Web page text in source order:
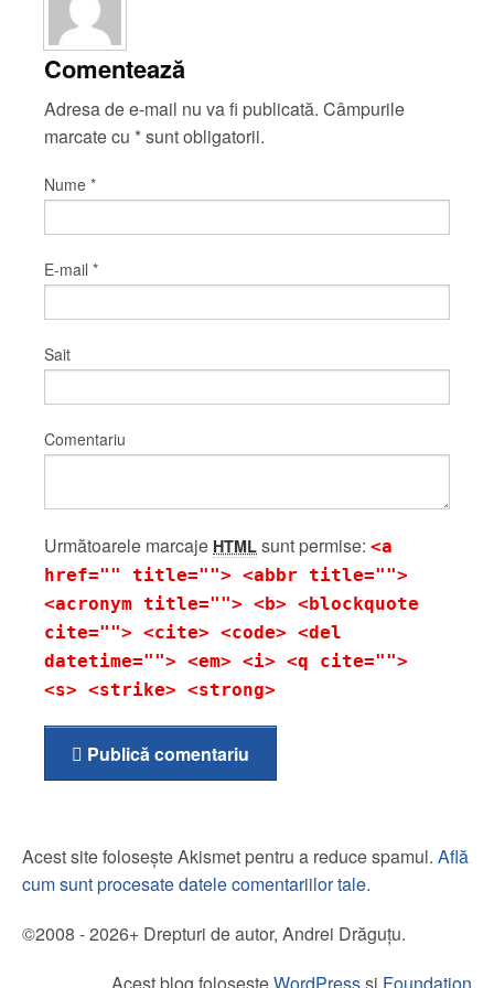
Comentează
Adresa de e-mail nu va fi publicată. Câmpurile
marcate cu *sunt obligatorii.
Nume *
E-mail *
Sait
Comentariu
Următoarele marcaje HTML sunt permise: <a
href="" title=""> <abbr title="">
<acronym title=""> <b> <blockquote
cite=""> <cite> <code> <del
datetime=""> <em> <i> <q cite="">
<s> <strike> <strong>
Publică comentariu
Acest site folosește Akismet pentru a reduce spamul. Află
cum sunt procesate datele comentariilor tale.
©2008 - 2026+ Drepturi de autor, Andrei Drăguțu.